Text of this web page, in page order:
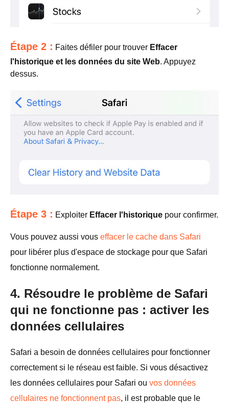
Étape 2 : Faites défiler pour trouver Effacer
l'historique et les données du site Web. Appuyez
dessus.
Étape 3 : Exploiter Effacer l'historique pour confirmer.
Vous pouvez aussi vous effacer le cache dans Safari
pour libérer plus d'espace de stockage pour que Safari
fonctionne normalement.
4. Résoudre le problème de Safari
qui ne fonctionne pas : activer les
données cellulaires
Safari a besoin de données cellulaires pour fonctionner
correctement si le réseau est faible. Si vous désactivez
les données cellulaires pour Safari ou vos données
cellulaires ne fonctionnent pas, il est probable que le